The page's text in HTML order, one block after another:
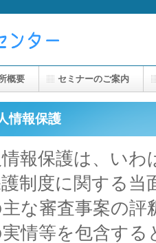
情報保護
報保護は、いわ
制度に関する当
な審査事案の評
情等を包含する
概要 セミナーのご案内